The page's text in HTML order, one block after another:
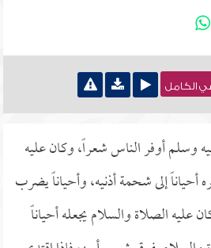
الكامل
وسلم أوفر الناس شعراً، وكان عليه
إلى شحمة أذنيه، وأحياناً يضرب
عليه الصلاة والسلام يجعله أحياناً